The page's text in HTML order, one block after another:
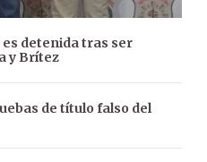
detenida tras ser
y Brítez
de título falso del